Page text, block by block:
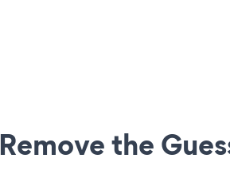
Remove the